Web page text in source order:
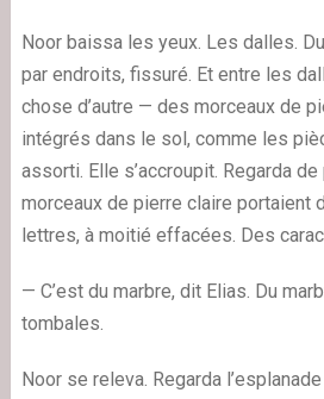
Noor baissa les yeux. Les dalles.
par endroits, fissuré. Et entre les
chose d’autre — des morceaux de
intégrés dans le sol, comme les
assorti. Elle s’accroupit. Regarda
morceaux de pierre claire portaient
lettres, à moitié effacées. Des
— C’est du marbre, dit Elias. Du
tombales.
Noor se releva. Regarda